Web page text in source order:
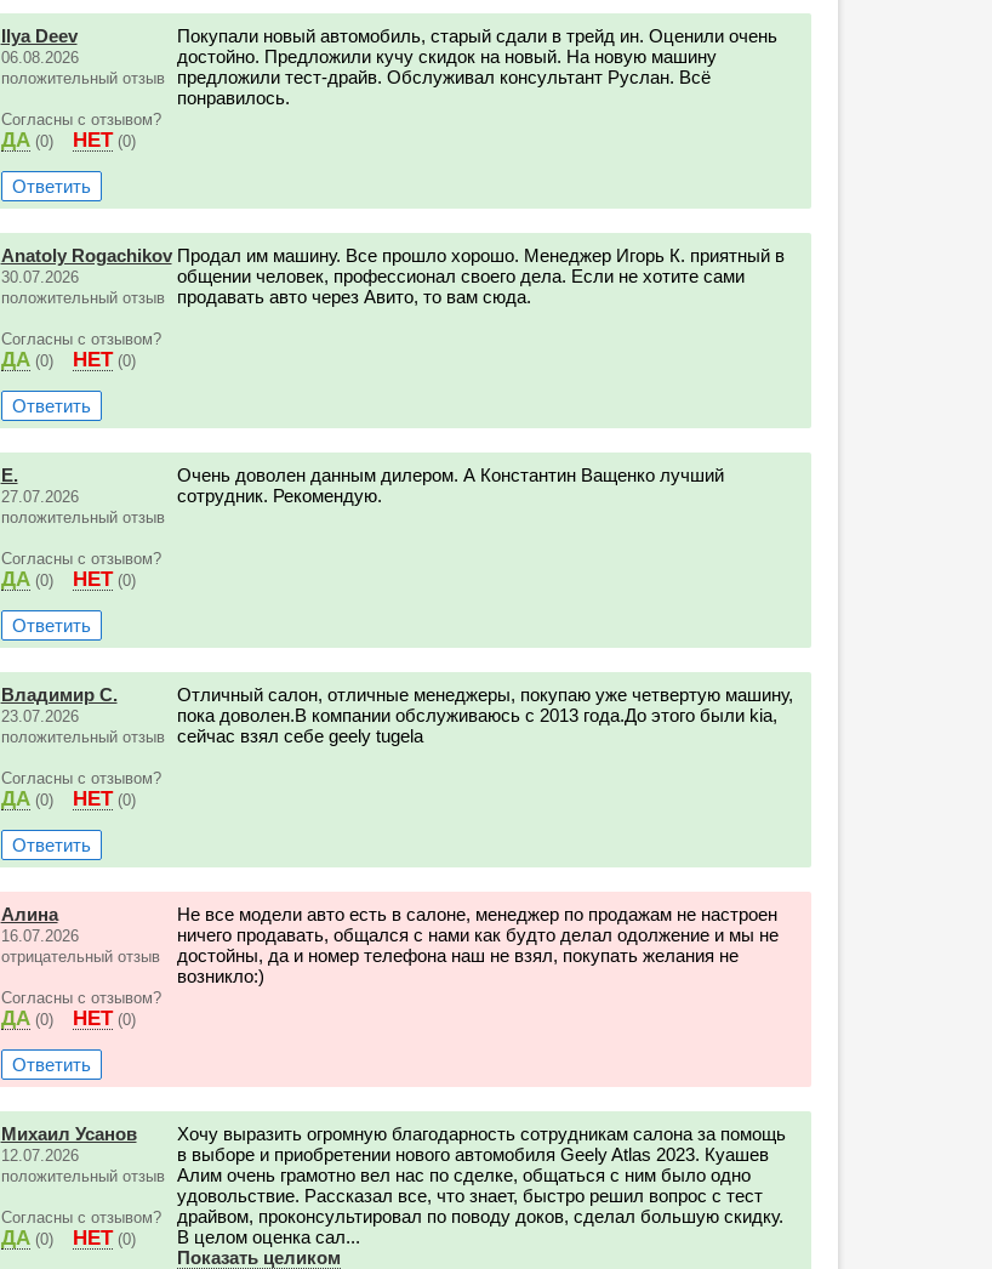
Ilya Deev
06.08.2026
положительный отзыв
Согласны с отзывом?
ДА (0) НЕТ (0)
Покупали новый автомобиль, старый сдали в трейд ин. Оценили очень
достойно. Предложили кучу скидок на новый. На новую машину
предложили тест-драйв. Обслуживал консультант Руслан. Всё
понравилось.
Ответить
Anatoly Rogachikov
30.07.2026
положительный отзыв
Согласны с отзывом?
ДА (0) НЕТ (0)
Продал им машину. Все прошло хорошо. Менеджер Игорь К. приятный в
общении человек, профессионал своего дела. Если не хотите сами
продавать авто через Авито, то вам сюда.
Ответить
Е.
27.07.2026
положительный отзыв
Согласны с отзывом?
ДА (0) НЕТ (0)
Очень доволен данным дилером. А Константин Ващенко лучший
сотрудник. Рекомендую.
Ответить
Владимир С.
23.07.2026
положительный отзыв
Согласны с отзывом?
ДА (0) НЕТ (0)
Отличный салон, отличные менеджеры, покупаю уже четвертую машину,
пока доволен.В компании обслуживаюсь с 2013 года.До этого были kia,
сейчас взял себе geely tugela
Ответить
Алина
16.07.2026
отрицательный отзыв
Согласны с отзывом?
ДА (0) НЕТ (0)
Не все модели авто есть в салоне, менеджер по продажам не настроен
ничего продавать, общался с нами как будто делал одолжение и мы не
достойны, да и номер телефона наш не взял, покупать желания не
возникло:)
Ответить
Михаил Усанов
12.07.2026
положительный отзыв
Согласны с отзывом?
ДА (0) НЕТ (0)
Хочу выразить огромную благодарность сотрудникам салона за помощь
в выборе и приобретении нового автомобиля Geely Atlas 2023. Куашев
Алим очень грамотно вел нас по сделке, общаться с ним было одно
удовольствие. Рассказал все, что знает, быстро решил вопрос с тест
драйвом, проконсультировал по поводу доков, сделал большую скидку.
В целом оценка сал...
Показать целиком